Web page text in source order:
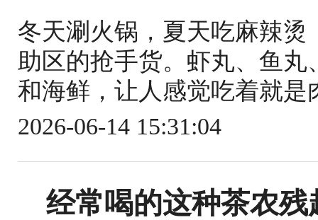
冬天涮火锅，夏天吃麻辣
助区的抢手货。虾丸、鱼
和海鲜，让人感觉吃着就
2026-06-14 15:31:04
经常喝的这种茶农